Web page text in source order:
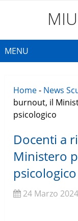
MENU
Home- News
burnout, il
psicologico
Docenti a
Ministero
psicologico
24 Marzo 2024